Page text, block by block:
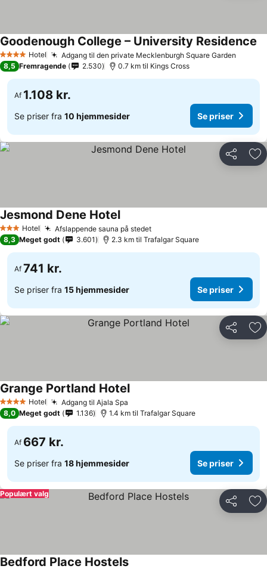
4 StjernerHotel Adgang til den private Mecklenburgh Square Garden
Goodenough College – University Residence
8,5 Fremragende 2.530 0.7 km til Kings Cross
Af 1.108 kr.
Se priser fra 10 hjemmesider Se priser
Del
3 StjernerHotel Afslappende sauna på stedetSe priser
Jesmond Dene HotelSe priser
8,3 Meget godt 3.601 2.3 km til Trafalgar Square
Af 741 kr.
Se priser fra 15 hjemmesider Se priser
Del
4 StjernerHotel Adgang til Ajala Spa
Grange Portland HotelSe priser
8,0 Meget godt 1.136 1.4 km til Trafalgar Square
Af 667 kr.
Se priser fra 18 hjemmesider Se priser
Del
Populært valg
Bedford Place HostelsSe priser